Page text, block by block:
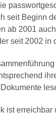
seit Beginn
ab 2001
seit 2002 in
ist erreichbar